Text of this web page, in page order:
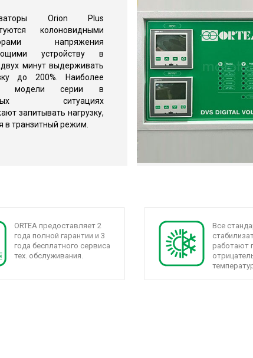
Orion Plus
колоновидными
напряжения
устройству в
минут выдерживать
до 200%. Наиболее
модели серии в
ситуациях
запитывать нагрузку,
в транзитный режим.
ORTEA предоставляет 2
года полной гарантии и 3
года бесплатного сервиса
тех. обслуживания.
Все
работают